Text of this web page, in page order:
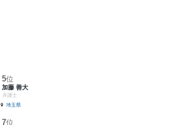
5位
加藤 善大
弁護士
埼玉県
7位